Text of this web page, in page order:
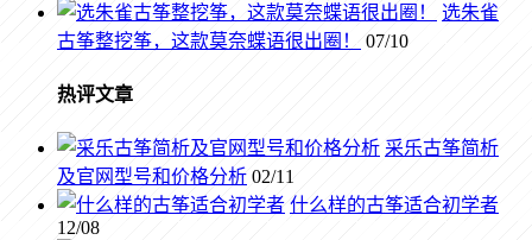
选朱雀
古筝整挖筝，这款莫奈蝶语很出圈！
07/10
热评文章
采乐古筝简析
及官网型号和价格分析 02/11
什么样的古筝适合初学者
12/08